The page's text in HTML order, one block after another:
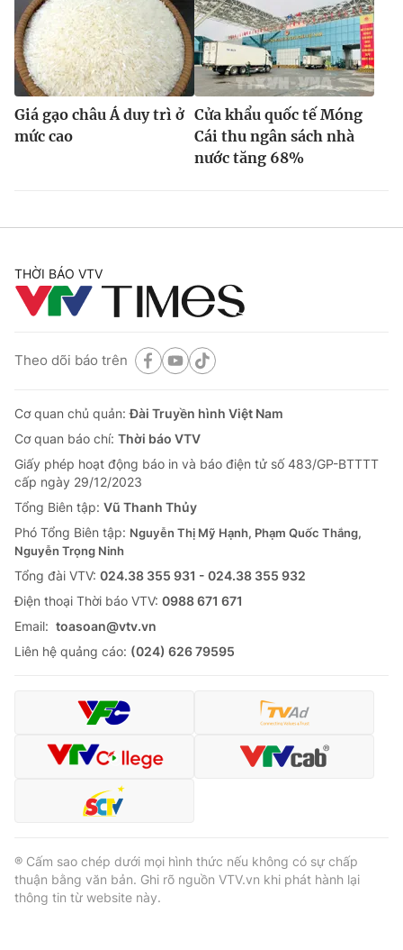
Giá gạo châu Á duy trì ở
mức cao
Cửa khẩu quốc tế Móng
Cái thu ngân sách nhà
nước tăng 68%
THỜI BÁO VTV
Theo dõi báo trên
Cơ quan chủ quản:Đài Truyền hình Việt Nam
Cơ quan báo chí: Thời báo VTV
Giấy phép hoạt động báo in và báo điện tử số 483/GP-BTTTT
cấp ngày 29/12/2023
Tổng Biên tập: Vũ Thanh Thủy
Phó Tổng Biên tập: Nguyễn Thị Mỹ Hạnh, Phạm Quốc Thắng,
Nguyễn Trọng Ninh
Tổng đài VTV: 024.38 355 931 - 024.38 355 932
Ðiện thoại Thời báo VTV: 0988 671 671
Email: toasoan@vtv.vn
Liên hệ quảng cáo: (024) 626 79595
® Cấm sao chép dưới mọi hình thức nếu không có sự chấp
thuận bằng văn bản. Ghi rõ nguồn VTV.vn khi phát hành lại
thông tin từ website này.